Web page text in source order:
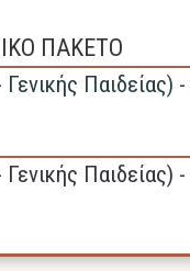
ΠΑΚΕΤΟ
Παιδείας)
Παιδείας)